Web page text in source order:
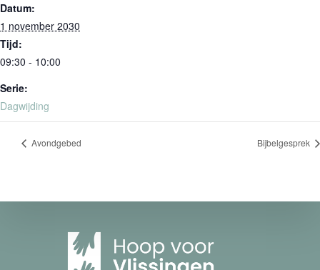
Datum:
1 november 2030
Tijd:
09:30 - 10:00
Serie:
Dagwijding
Avondgebed Bijbelgesprek